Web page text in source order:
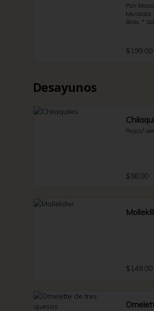
Pan
Mostaza,
Bola. *
$199.00
Desayunos
Rojos/
$98.00
$149.00